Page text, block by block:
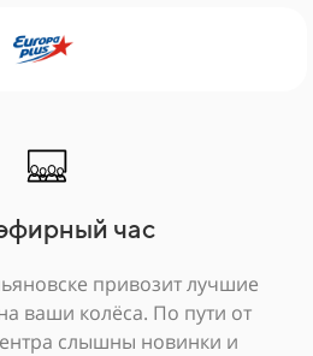
час
привозит лучшие
ваши колёса. По пути от
слышны новинки и